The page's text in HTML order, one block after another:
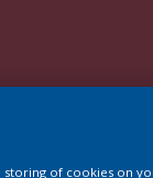
storing of cookies on